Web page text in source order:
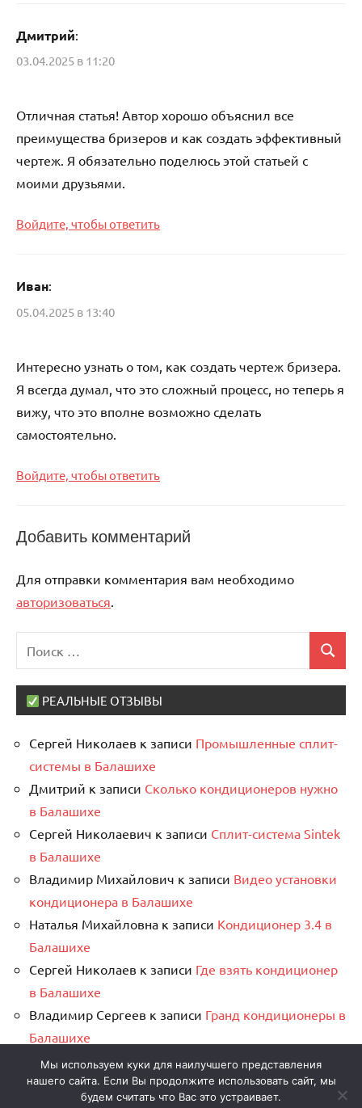
Дмитрий:
03.04.2025 в 11:20
Отличная статья! Автор хорошо объяснил все
преимущества бризеров и как создать эффективный
чертеж. Я обязательно поделюсь этой статьей с
моими друзьями.
Войдите, чтобы ответить
Иван:
05.04.2025 в 13:40
Интересно узнать о том, как создать чертеж бризера.
Я всегда думал, что это сложный процесс, но теперь я
вижу, что это вполне возможно сделать
самостоятельно.
Войдите, чтобы ответить
Добавить комментарий
Для отправки комментария вам необходимо
авторизоваться
для:
Поиск
РЕАЛЬНЫЕ ОТЗЫВЫ
Сергей Николаев к записи Промышленные сплит-
системы в Балашихе
Дмитрий к записи Сколько кондиционеров нужно
в Балашихе
Сергей Николаевич к записи Сплит-система Sintek
в Балашихе
Владимир Михайлович к записи Видео установки
кондиционера в Балашихе
Наталья Михайловна к записи Кондиционер 3.4 в
Балашихе
Сергей Николаев к записи Где взять кондиционер
в Балашихе
Владимир Сергеев к записи Гранд кондиционеры в
Балашихе
Сергей Николаевк записиГде купить сплит-
систему с установкой в Балашихе
Мы используем куки для наилучшего представления
нашего сайта. Если Вы продолжите использовать сайт, мы
будем считать что Вас это устраивает.